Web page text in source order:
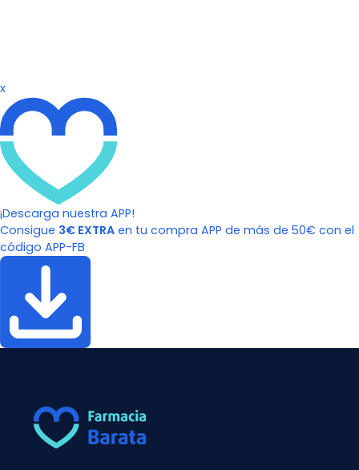
x
¡Descarga nuestra APP!
Consigue 3€ EXTRA en tu compra APP de más de 50€ con el
código APP-FB